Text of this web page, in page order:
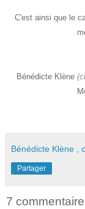
C'est ainsi que le
Bénédicte Klène
Bénédicte Klène ,
Partager
7